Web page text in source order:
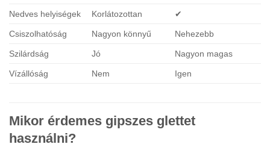
Nedves helyiségek Korlátozottan ✔
Csiszolhatóság Nagyon könnyű Nehezebb
Szilárdság Jó Nagyon magas
Vízállóság Nem Igen
Mikor érdemes gipszes glettet
használni?